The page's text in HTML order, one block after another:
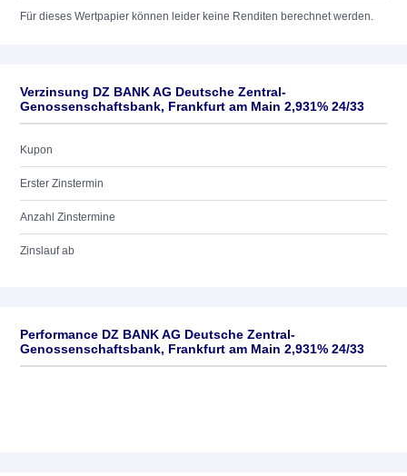
Für dieses Wertpapier können leider keine Renditen berechnet werden.
Verzinsung DZ BANK AG Deutsche Zentral-
Genossenschaftsbank, Frankfurt am Main 2,931% 24/33
Kupon
Erster Zinstermin
Anzahl Zinstermine
Zinslauf ab
Performance DZ BANK AG Deutsche Zentral-
Genossenschaftsbank, Frankfurt am Main 2,931% 24/33